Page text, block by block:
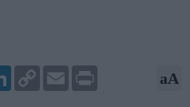
LinkedInCopy
Link
Email aA